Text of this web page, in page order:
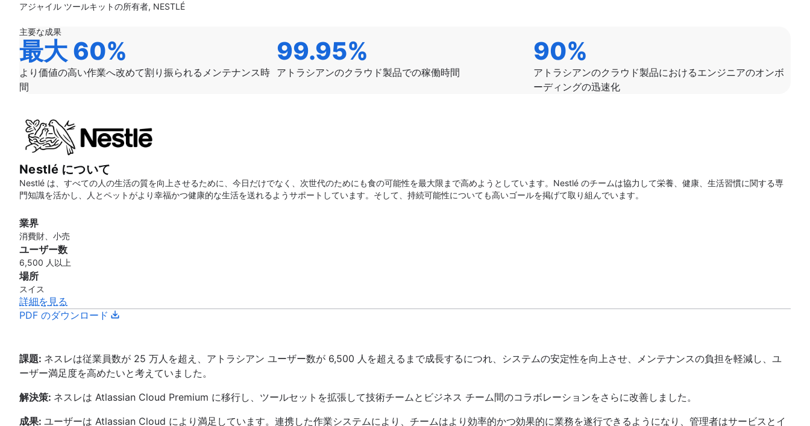
アジャイル ツールキットの所有者, NESTLÉ
主要な成果
最大 60%
より価値の高い作業へ改めて割り振られるメンテナンス時
間
99.95%
アトラシアンのクラウド製品での稼働時間
90%
アトラシアンのクラウド製品におけるエンジニアのオンボ
ーディングの迅速化
Nestlé について
Nestlé は、すべての人の生活の質を向上させるために、今日だけでなく、次世代のためにも食の可能性を最大限まで高めようとしています。Nestlé のチームは協力して栄養、健康、生活習慣に関する専
門知識を活かし、人とペットがより幸福かつ健康的な生活を送れるようサポートしています。そして、持続可能性についても高いゴールを掲げて取り組んでいます。
業界
消費財、小売
ユーザー数
6,500 人以上
場所
スイス
詳細を見る
PDF のダウンロード
課題: ネスレは従業員数が 25 万人を超え、アトラシアン ユーザー数が 6,500 人を超えるまで成長するにつれ、システムの安定性を向上させ、メンテナンスの負担を軽減し、ユ
ーザー満足度を高めたいと考えていました。
解決策: ネスレは Atlassian Cloud Premium に移行し、ツールセットを拡張して技術チームとビジネス チーム間のコラボレーションをさらに改善しました。
成果: ユーザーは Atlassian Cloud により満足しています。連携した作業システムにより、チームはより効率的かつ効果的に業務を遂行できるようになり、管理者はサービスとイ